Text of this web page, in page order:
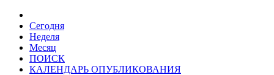
Сегодня
Неделя
Месяц
ПОИСК
КАЛЕНДАРЬ ОПУБЛИКОВАНИЯ